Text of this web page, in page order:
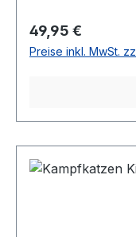
Regulärer Preis:
49,95 €
Preise inkl. MwSt.